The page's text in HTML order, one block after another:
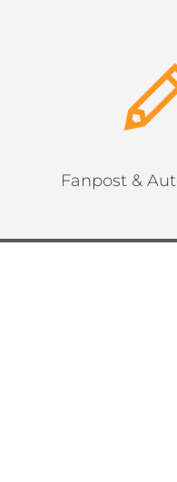
Fanpost &